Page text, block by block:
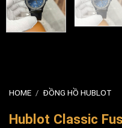
HOME / ĐỒNG HỒ HUBLOT
Hublot Classic